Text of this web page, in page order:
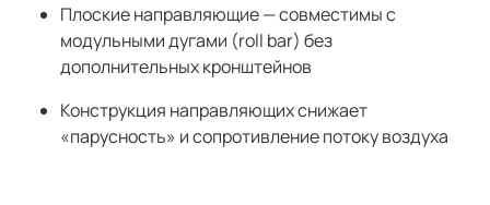
Плоские направляющие — совместимы с
модульными дугами (roll bar) без
дополнительных кронштейнов
Конструкция направляющих снижает
«парусность» и сопротивление потоку воздуха